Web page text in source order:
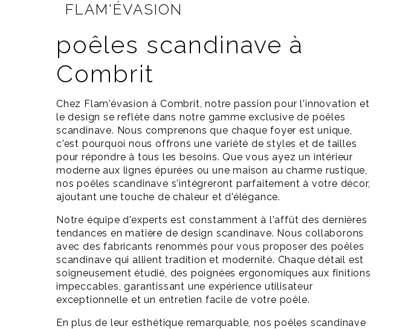
FLAM'ÉVASION
poêles scandinave à
Combrit
Chez Flam'évasion à Combrit, notre passion pour l'innovation et
le design se reflète dans notre gamme exclusive de poêles
scandinave. Nous comprenons que chaque foyer est unique,
c'est pourquoi nous offrons une variété de styles et de tailles
pour répondre à tous les besoins. Que vous ayez un intérieur
moderne aux lignes épurées ou une maison au charme rustique,
nos poêles scandinave s'intégreront parfaitement à votre décor,
ajoutant une touche de chaleur et d'élégance.
Notre équipe d'experts est constamment à l'affût des dernières
tendances en matière de design scandinave. Nous collaborons
avec des fabricants renommés pour vous proposer des poêles
scandinave qui allient tradition et modernité. Chaque détail est
soigneusement étudié, des poignées ergonomiques aux finitions
impeccables, garantissant une expérience utilisateur
exceptionnelle et un entretien facile de votre poêle.
En plus de leur esthétique remarquable, nos poêles scandinave